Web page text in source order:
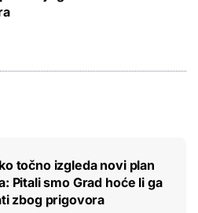
točno izgleda novi plan
Pitali smo Grad hoće li ga
zbog prigovora